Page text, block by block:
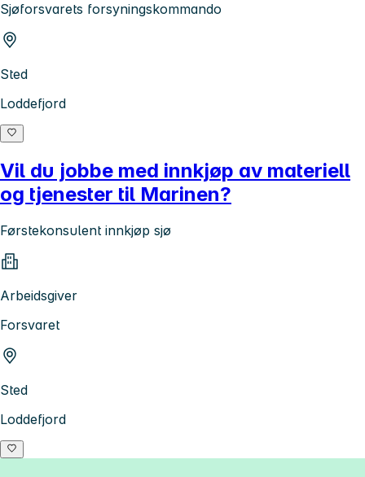
Sjøforsvarets forsyningskommando
Sted
Loddefjord
Vil du jobbe med innkjøp av materiell
og tjenester til Marinen?
Førstekonsulent innkjøp sjø
Arbeidsgiver
Forsvaret
Sted
Loddefjord